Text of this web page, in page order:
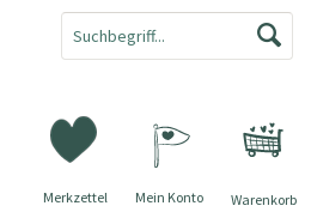
Warenkorb
Merkzettel Mein Konto